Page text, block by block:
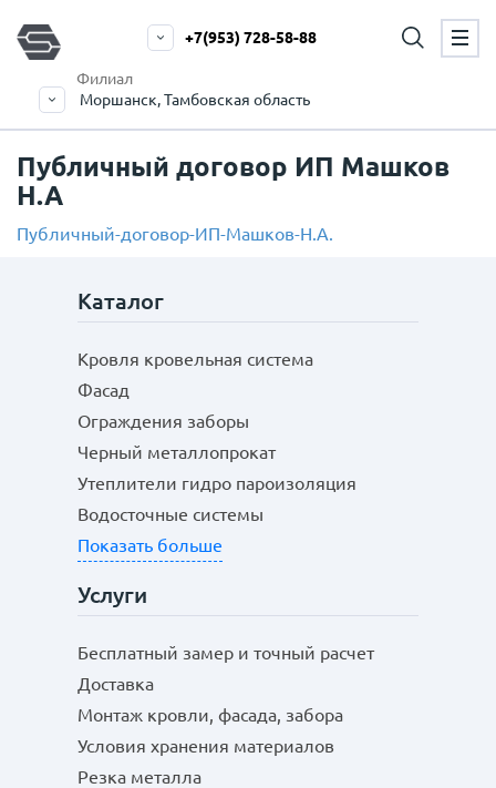
Филиал
Моршанск, Тамбовская область
+7(953) 728-58-88
Публичный договор ИП Машков
Н.А
Публичный-договор-ИП-Машков-Н.А.
Каталог
Кровля кровельная система
Фасад
Ограждения заборы
Черный металлопрокат
Утеплители гидро пароизоляция
Водосточные системы
Показать больше
Услуги
Бесплатный замер и точный расчет
Доставка
Монтаж кровли, фасада, забора
Условия хранения материалов
Резка металла